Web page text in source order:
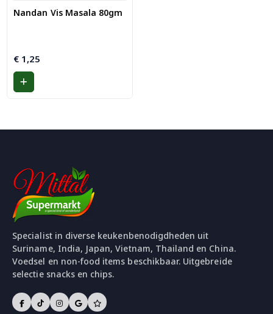
Nandan Vis Masala 80gm
€ 1,25
Specialist in diverse keukenbenodigdheden uit
Suriname, India, Japan, Vietnam, Thailand en China.
Voedsel en non-food items beschikbaar. Uitgebreide
selectie snacks en chips.